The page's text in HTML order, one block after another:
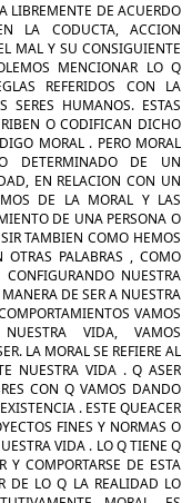
DE ACUERDO
LA CODUCTA, ACCION
MAL Y SU CONSIGUIENTE
MENCIONAR LO Q
REFERIDOS CON LA
SERES HUMANOS. ESTAS
O CODIFICAN DICHO
MORAL . PERO MORAL
DETERMINADO DE UN
EN RELACION CON UN
DE LA MORAL Y LAS
DE UNA PERSONA O
TAMBIEN COMO HEMOS
OTRAS PALABRAS , COMO
NUESTRA
DE SER A NUESTRA
VAMOS
VIDA, VAMOS
LA MORAL SE REFIERE AL
NUESTRA VIDA . Q ASER
CON Q VAMOS DANDO
. ESTE QUEACER
FINES Y NORMAS O
VIDA . LO Q TIENE Q
Y COMPORTARSE DE ESTA
DE LO Q LA REALIDAD LO